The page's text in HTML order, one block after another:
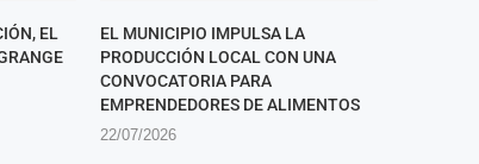
EL
EL MUNICIPIO IMPULSA LA
PRODUCCIÓN LOCAL CON UNA
CONVOCATORIA PARA
EMPRENDEDORES DE ALIMENTOS
22/07/2026